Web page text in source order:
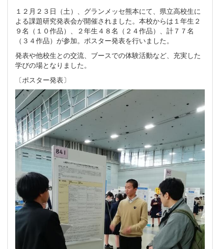
１２月２３日（土）、グランメッセ熊本にて、県立高校生に
よる課題研究発表会が開催されました。本校からは１年生２
９名（１０作品）、２年生４８名（２４作品）、計７７名
（３４作品）が参加。ポスター発表を行いました。
発表や他校生との交流、ブースでの体験活動など、充実した
学びの場となりました。
〔ポスター発表〕